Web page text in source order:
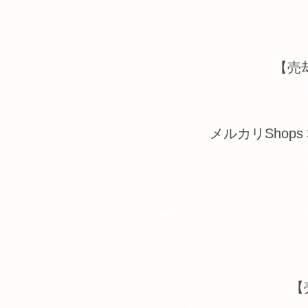
【
メルカリ